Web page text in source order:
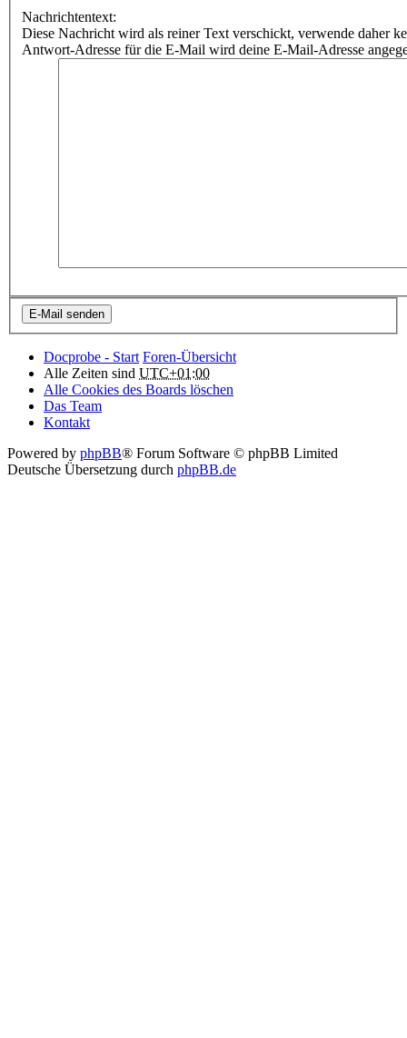
Nachrichtentext:
Diese Nachricht wird als reiner Text verschickt, verwende daher
Antwort-Adresse für die E-Mail wird deine E-Mail-Adresse
Docprobe - Start Foren-Übersicht
Alle Zeiten sind UTC+01:00
Alle Cookies des Boards löschen
Das Team
Kontakt
Powered by phpBB® Forum Software © phpBB Limited
Deutsche Übersetzung durch phpBB.de